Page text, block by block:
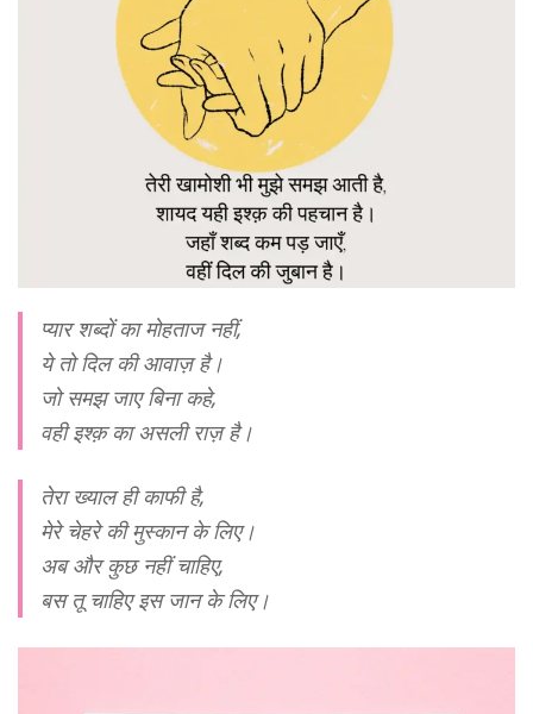
प्यार शब्दों का मोहताज नहीं,
ये तो दिल की आवाज़ है।
जो समझ जाए बिना कहे,
वही इश्क़ का असली राज़ है।
तेरा ख्याल ही काफी है,
मेरे चेहरे की मुस्कान के लिए।
अब और कुछ नहीं चाहिए,
बस तू चाहिए इस जान के लिए।